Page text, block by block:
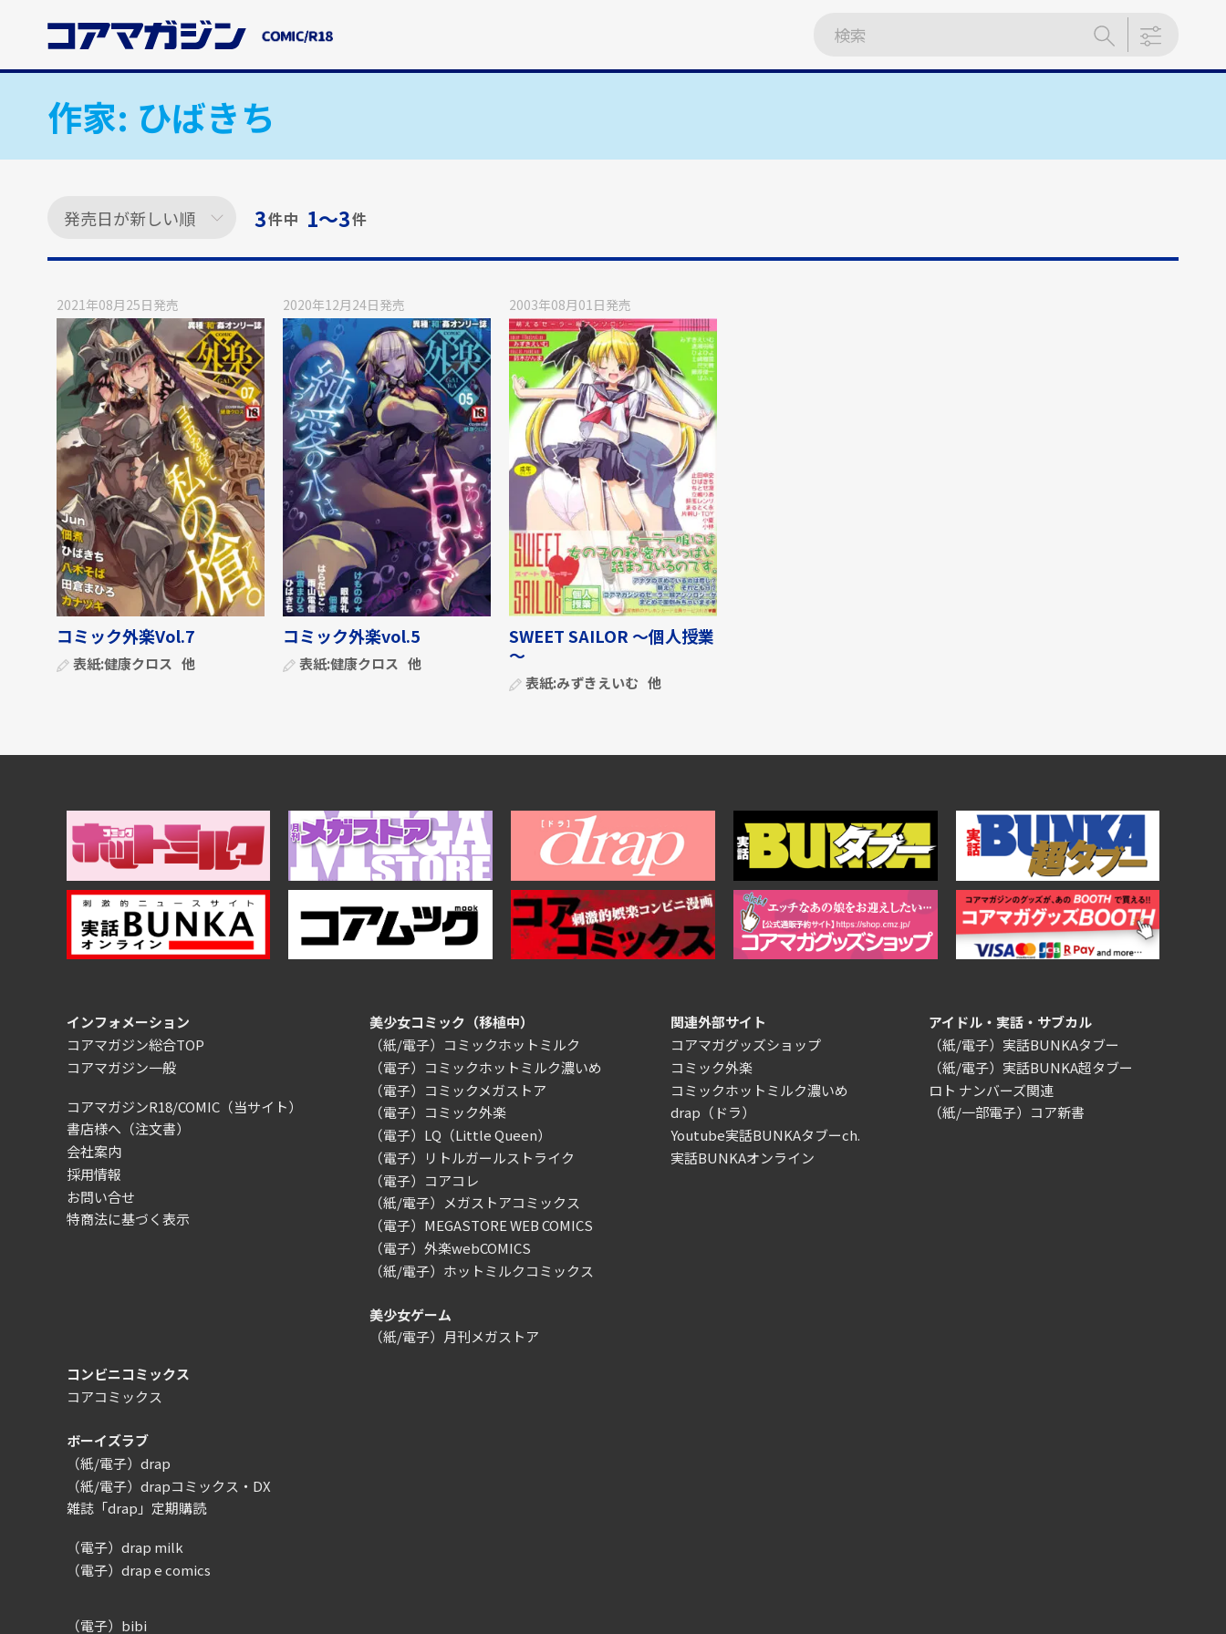
コ
ツ
作家: ひばきち
3件中 1〜3件
2021年08月25日発売
コミック外楽Vol.7
表紙:健康クロス 他
2020年12月24日発売
コミック外楽vol.5
表紙:健康クロス 他
2003年08月01日発売
SWEET SAILOR ～個人授業
～
表紙:みずきえいむ 他
インフォメーション
コアマガジン総合TOP
コアマガジン一般
コアマガジンR18/COMIC（当サイト）
書店様へ（注文書）
会社案内
採用情報
お問い合せ
特商法に基づく表示
美少女コミック（移植中）
（紙/電子）コミックホットミルク
（電子）コミックホットミルク濃いめ
（電子）コミックメガストア
（電子）コミック外楽
（電子）LQ（Little Queen）
（電子）リトルガールストライク
（電子）コアコレ
（紙/電子）メガストアコミックス
（電子）MEGASTORE WEB COMICS
（電子）外楽webCOMICS
（紙/電子）ホットミルクコミックス
美少女ゲーム
（紙/電子）月刊メガストア
関連外部サイト
コアマガグッズショップ
コミック外楽
コミックホットミルク濃いめ
drap（ドラ）
Youtube実話BUNKAタブーch.
実話BUNKAオンライン
アイドル・実話・サブカル
（紙/電子）実話BUNKAタブー
（紙/電子）実話BUNKA超タブー
ロト ナンバーズ関連
（紙/一部電子）コア新書
コンビニコミックス
コアコミックス
ボーイズラブ
（紙/電子）drap
（紙/電子）drapコミックス・DX
雑誌「drap」定期購読
（電子）drap milk
（電子）drap e comics
（電子）bibi